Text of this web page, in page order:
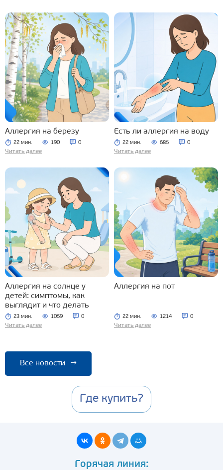
Аллергия на березу
22 мин. 190 0
Читать далее
Есть ли аллергия на воду
22 мин. 685 0
Читать далее
Аллергия на солнце у
детей: симптомы, как
выглядит и что делать
23 мин. 1059 0
Читать далее
Аллергия на пот
22 мин. 1214 0
Читать далее
Все новости →
Где купить?
Горячая линия: